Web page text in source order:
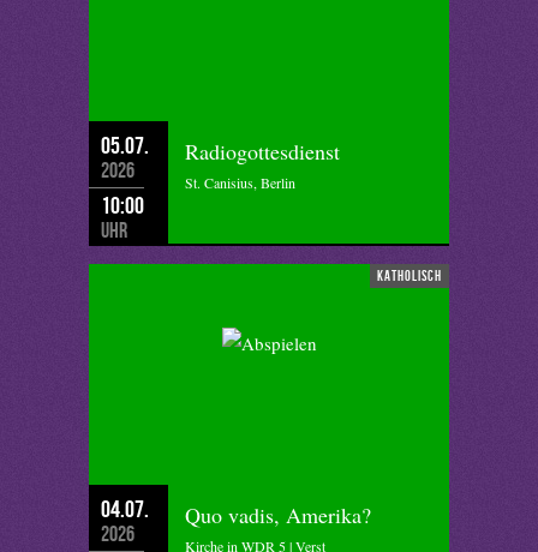
05.07.
2026
10:00
Uhr
Radiogottesdienst
St. Canisius, Berlin
katholisch
04.07.
2026
Quo vadis, Amerika?
Kirche in WDR 5 | Verst